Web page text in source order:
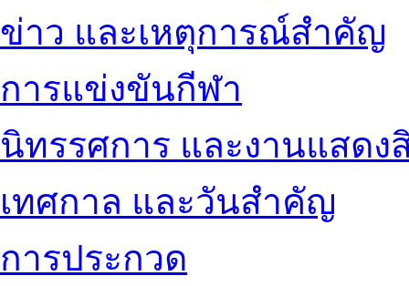
ข่าว และเหตุการณ์สำคัญ
การแข่งขันกีฬา
นิทรรศการ และงานแสดง
เทศกาล และวันสำคัญ
การประกวด